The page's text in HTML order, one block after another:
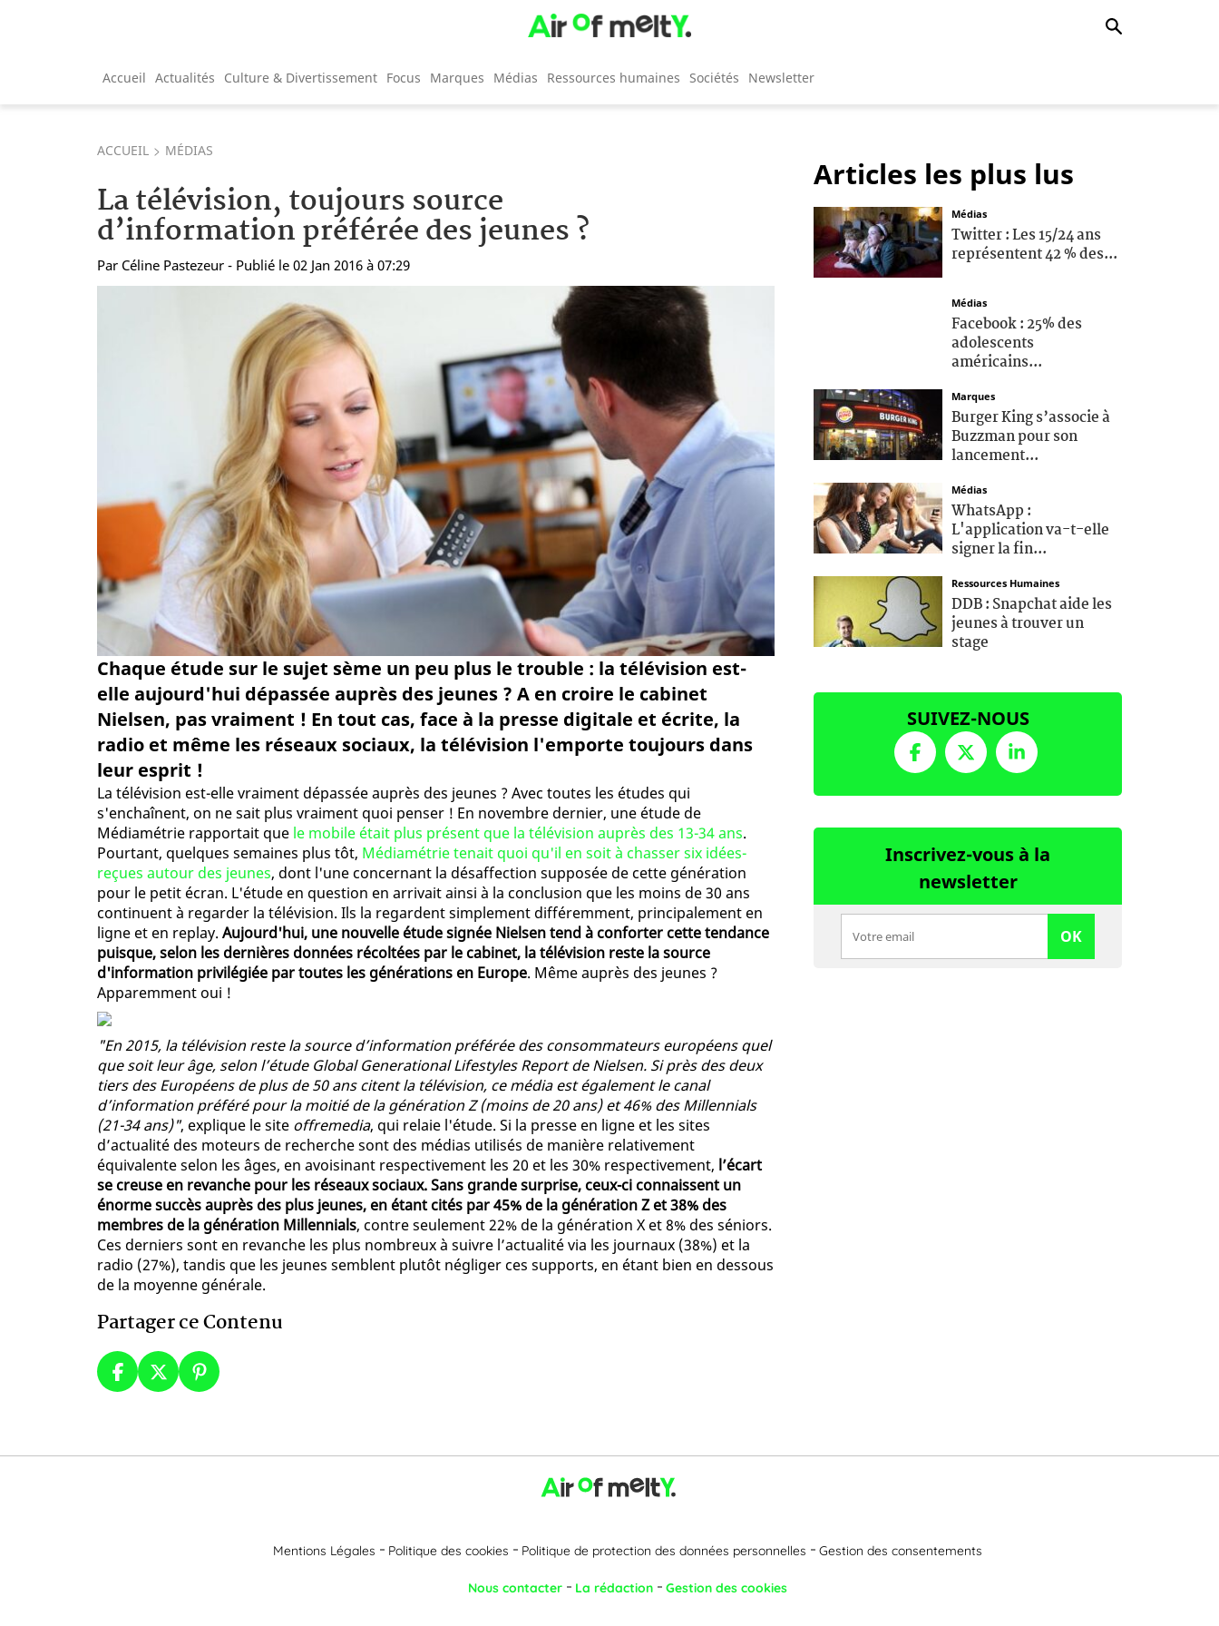
Accueil Actualités Culture & Divertissement Focus Marques Médias Ressources humaines Sociétés Newsletter
ACCUEIL MÉDIAS
La télévision, toujours source
d’information préférée des jeunes ?
Par Céline Pastezeur - Publié le 02 Jan 2016 à 07:29
Chaque étude sur le sujet sème un peu plus le trouble : la télévision est-
elle aujourd'hui dépassée auprès des jeunes ? A en croire le cabinet
Nielsen, pas vraiment ! En tout cas, face à la presse digitale et écrite, la
radio et même les réseaux sociaux, la télévision l'emporte toujours dans
leur esprit !
La télévision est-elle vraiment dépassée auprès des jeunes ? Avec toutes les études qui
s'enchaînent, on ne sait plus vraiment quoi penser ! En novembre dernier, une étude de
Médiamétrie rapportait que le mobile était plus présent que la télévision auprès des 13-34 ans.
Pourtant, quelques semaines plus tôt, Médiamétrie tenait quoi qu'il en soit à chasser six idées-
reçues autour des jeunes, dont l'une concernant la désaffection supposée de cette génération
pour le petit écran. L'étude en question en arrivait ainsi à la conclusion que les moins de 30 ans
continuent à regarder la télévision. Ils la regardent simplement différemment, principalement en
ligne et en replay. Aujourd'hui, une nouvelle étude signée Nielsen tend à conforter cette tendance
puisque, selon les dernières données récoltées par le cabinet, la télévision reste la source
d'information privilégiée par toutes les générations en Europe. Même auprès des jeunes ?
Apparemment oui !
"En 2015, la télévision reste la source d’information préférée des consommateurs européens quel
que soit leur âge, selon l’étude Global Generational Lifestyles Report de Nielsen. Si près des deux
tiers des Européens de plus de 50 ans citent la télévision, ce média est également le canal
d’information préféré pour la moitié de la génération Z (moins de 20 ans) et 46% des Millennials
(21-34 ans)", explique le site offremedia, qui relaie l'étude. Si la presse en ligne et les sites
d’actualité des moteurs de recherche sont des médias utilisés de manière relativement
équivalente selon les âges, en avoisinant respectivement les 20 et les 30% respectivement, l’écart
se creuse en revanche pour les réseaux sociaux. Sans grande surprise, ceux-ci connaissent un
énorme succès auprès des plus jeunes, en étant cités par 45% de la génération Z et 38% des
membres de la génération Millennials, contre seulement 22% de la génération X et 8% des séniors.
Ces derniers sont en revanche les plus nombreux à suivre l’actualité via les journaux (38%) et la
radio (27%), tandis que les jeunes semblent plutôt négliger ces supports, en étant bien en dessous
de la moyenne générale.
Partager ce Contenu
Articles les plus lus
Médias
Twitter : Les 15/24 ans
représentent 42 % des...
Médias
Facebook : 25% des
adolescents
américains...
Marques
Burger King s’associe à
Buzzman pour son
lancement...
Médias
WhatsApp :
L'application va-t-elle
signer la fin...
Ressources Humaines
DDB : Snapchat aide les
jeunes à trouver un
stage
SUIVEZ-NOUS
Inscrivez-vous à la
newsletter
OK
Mentions Légales Politique des cookies Politique de protection des données personnelles Gestion des consentements
Nous contacter La rédaction Gestion des cookies